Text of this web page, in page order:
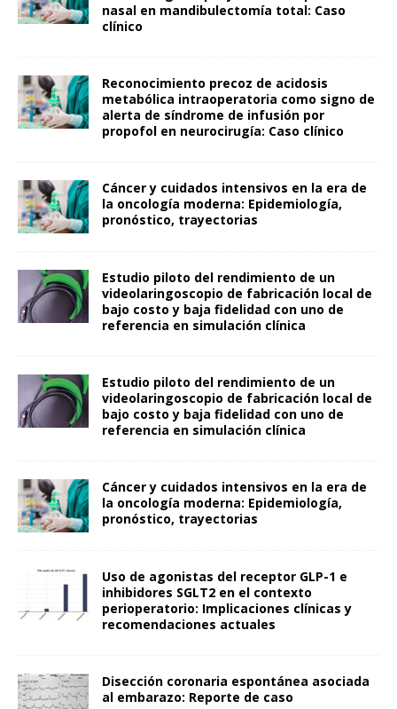
nasal en mandibulectomía total: Caso
clínico
Reconocimiento precoz de acidosis
metabólica intraoperatoria como signo de
alerta de síndrome de infusión por
propofol en neurocirugía: Caso clínico
Cáncer y cuidados intensivos en la era de
la oncología moderna: Epidemiología,
pronóstico, trayectorias
Estudio piloto del rendimiento de un
videolaringoscopio de fabricación local de
bajo costo y baja fidelidad con uno de
referencia en simulación clínica
Estudio piloto del rendimiento de un
videolaringoscopio de fabricación local de
bajo costo y baja fidelidad con uno de
referencia en simulación clínica
Cáncer y cuidados intensivos en la era de
la oncología moderna: Epidemiología,
pronóstico, trayectorias
Uso de agonistas del receptor GLP-1 e
inhibidores SGLT2 en el contexto
perioperatorio: Implicaciones clínicas y
recomendaciones actuales
Disección coronaria espontánea asociada
al embarazo: Reporte de caso